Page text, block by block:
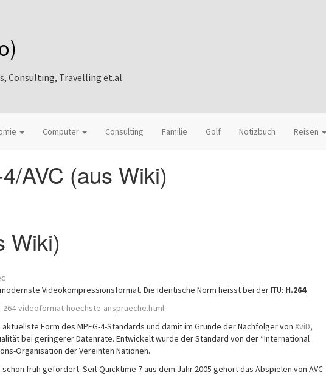
Consulting, Travelling et.al.
Computer Consulting Familie Golf Notizbuch Reisen
AVC (aus Wiki)
Wiki)
modernste Videokompressionsformat. Die identische Norm heisst bei der ITU: H.264.
videoformat-hoechste-ansprueche.html
Form des MPEG-4-Standards und damit im Grunde der Nachfolger von XviD,
bei geringerer Datenrate. Entwickelt wurde der Standard von der “International
Organisation der Vereinten Nationen.
schon früh gefördert. Seit Quicktime 7 aus dem Jahr 2005 gehört das Abspielen von AVC-